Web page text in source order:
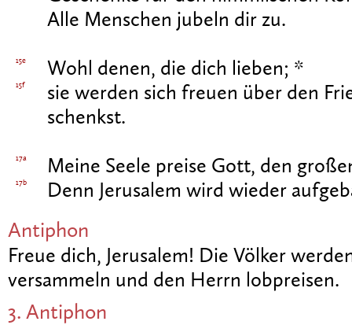
Alle Menschen jubeln dir zu.
15e Wohl denen, die dich lieben; *
15f
sie werden sich freuen über den
schenkst.
17a Meine Seele preise Gott, den
17b Denn Jerusalem wird wieder
Antiphon
Freue dich, Jerusalem! Die Völker
versammeln und den Herrn lobpreisen.
3. Antiphon